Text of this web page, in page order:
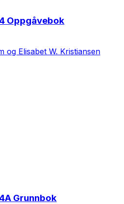
Oppgåvebok
og Elisabet W. Kristiansen
Grunnbok